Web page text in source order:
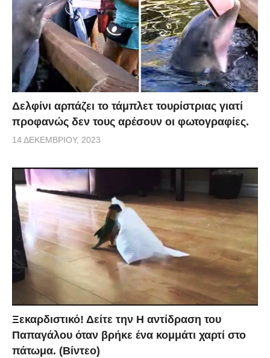
Δελφίνι αρπάζει το τάμπλετ τουρίστριας γιατί
προφανώς δεν τους αρέσουν οι φωτογραφίες.
14 ΔΕΚΕΜΒΡΊΟΥ, 2023
Ξεκαρδιστικό! Δείτε την Η αντίδραση του
Παπαγάλου όταν βρήκε ένα κομμάτι χαρτί στο
πάτωμα. (Βίντεο)